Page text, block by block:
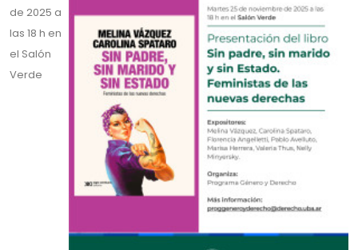
de 2025 a
las 18 h en
el Salón
Verde